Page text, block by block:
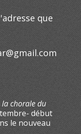
que
la chorale du
début
le nouveau